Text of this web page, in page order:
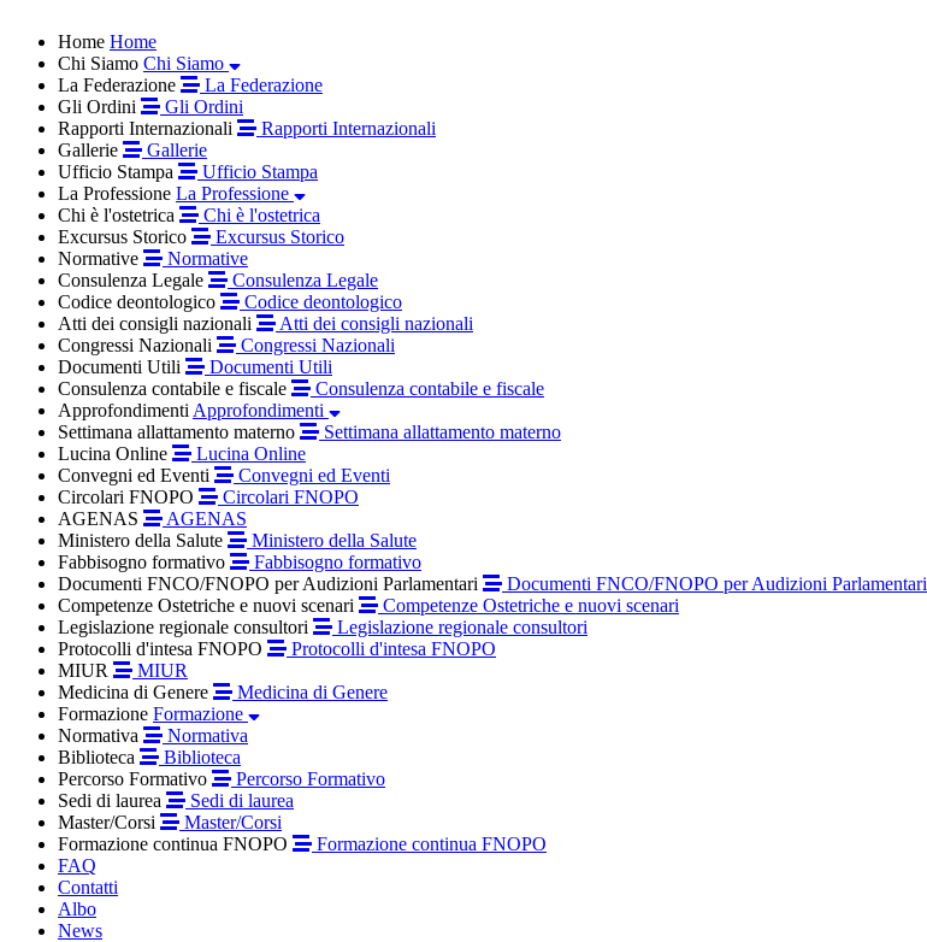
Home Home
Chi Siamo Chi Siamo
La Federazione
La Federazione
Gli Ordini
Gli Ordini
Rapporti Internazionali
Rapporti Internazionali
Gallerie
Gallerie
Ufficio Stampa
Ufficio Stampa
La Professione La Professione
Chi è l'ostetrica
Chi è l'ostetrica
Excursus Storico
Excursus Storico
Normative
Normative
Consulenza Legale
Consulenza Legale
Codice deontologico
Codice deontologico
Atti dei consigli nazionali
Atti dei consigli nazionali
Congressi Nazionali
Congressi Nazionali
Documenti Utili
Documenti Utili
Consulenza contabile e fiscale
Consulenza contabile e fiscale
Approfondimenti Approfondimenti
Settimana allattamento materno
Settimana allattamento materno
Lucina Online
Lucina Online
Convegni ed Eventi
Convegni ed Eventi
Circolari FNOPO
Circolari FNOPO
AGENAS
AGENAS
Ministero della Salute
Ministero della Salute
Fabbisogno formativo
Fabbisogno formativo
Documenti FNCO/FNOPO per Audizioni Parlamentari
Documenti FNCO/FNOPO per Audizioni Parlamentari
Competenze Ostetriche e nuovi scenari
Competenze Ostetriche e nuovi scenari
Legislazione regionale consultori
Legislazione regionale consultori
Protocolli d'intesa FNOPO
Protocolli d'intesa FNOPO
MIUR
MIUR
Medicina di Genere
Medicina di Genere
Formazione Formazione
Normativa
Normativa
Biblioteca
Biblioteca
Percorso Formativo
Percorso Formativo
Sedi di laurea
Sedi di laurea
Master/Corsi
Master/Corsi
Formazione continua FNOPO
Formazione continua FNOPO
FAQ
Contatti
Albo
News